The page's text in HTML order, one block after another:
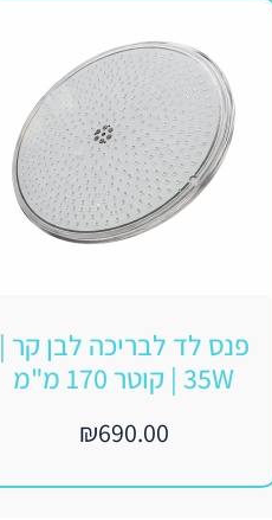
פנס לד לבריכה לבן קר |
35W | קוטר 170 מ"מ
₪690.00